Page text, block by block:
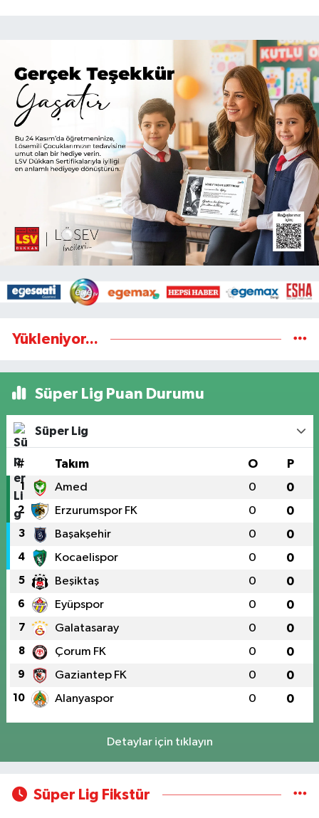
Yükleniyor...
Süper Lig Puan Durumu
Süper Lig
# Takım O P
1 Amed 0 0
2 Erzurumspor FK 0 0
3 Başakşehir 0 0
4 Kocaelispor 0 0
5 Beşiktaş 0 0
6 Eyüpspor 0 0
7 Galatasaray 0 0
8 Çorum FK 0 0
9 Gaziantep FK 0 0
10 Alanyaspor 0 0
Detaylar için tıklayın
Süper Lig Fikstür